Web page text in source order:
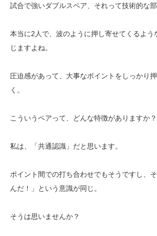
試合で強いダブルスペア、それって技術的な部
本当に2人で、波のように押し寄せてくるよう
じますよね。
圧迫感があって、大事なポイントをしっかり
く。
こういうペアって、どんな特徴がありますか？
私は、「共通認識」だと思います。
ポイント間での打ち合わせでもそうですし、
んだ！」という意識が同じ。
そうは思いませんか？